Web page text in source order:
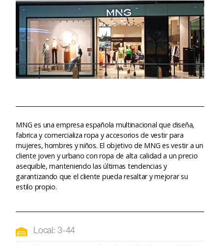
MNG es una empresa española multinacional que diseña,
fabrica y comercializa ropa y accesorios de vestir para
mujeres, hombres y niños. El objetivo de MNG es vestir a un
cliente joven y urbano con ropa de alta calidad a un precio
asequible, manteniendo las últimas tendencias y
garantizando que el cliente pueda resaltar y mejorar su
estilo propio.
Local: 3-44